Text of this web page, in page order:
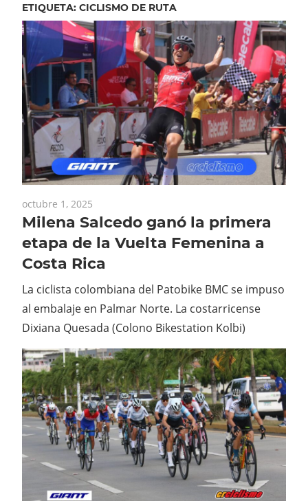
ETIQUETA: CICLISMO DE RUTA
octubre 1, 2025
Milena Salcedo ganó la primera
etapa de la Vuelta Femenina a
Costa Rica
La ciclista colombiana del Patobike BMC se impuso
al embalaje en Palmar Norte. La costarricense
Dixiana Quesada (Colono Bikestation Kolbi)